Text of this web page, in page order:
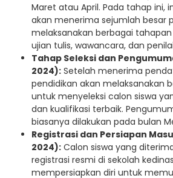
Maret atau April. Pada tahap ini,
akan menerima sejumlah besar
melaksanakan berbagai
ujian tulis, wawancara, dan
Tahap Seleksi dan
2024): Setelah menerima
pendidikan akan melaksanakan
untuk menyeleksi calon siswa
dan kualifikasi terbaik.
biasanya dilakukan pada bulan
Registrasi dan Persiapan
2024): Calon siswa yang
registrasi resmi di sekolah
mempersiapkan diri untuk